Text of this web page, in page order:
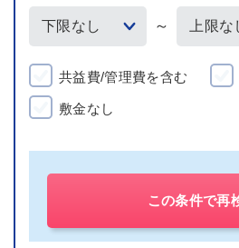
～
共益費/管理費を含む
敷金なし
この条件で再